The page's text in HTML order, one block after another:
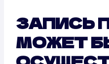
ЗАПИСЬ
МОЖЕТ